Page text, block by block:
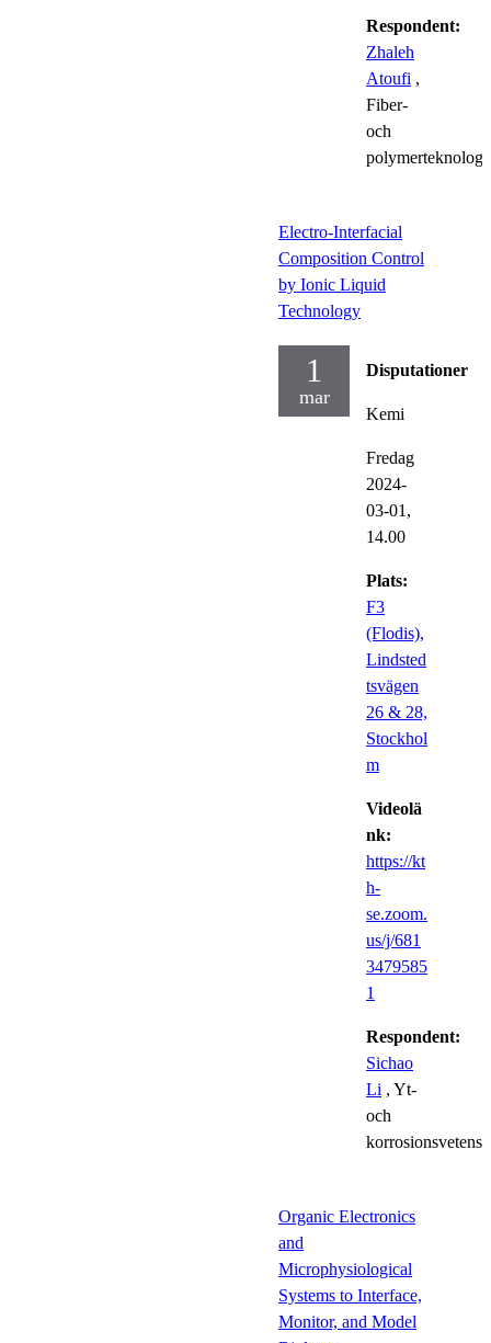
Respondent:
Zhaleh
Atoufi ,
Fiber-
och
polymerteknologi
Electro-Interfacial
Composition Control
by Ionic Liquid
Technology
1
mar
Disputationer
Kemi
Fredag
2024-
03-01,
14.00
Plats:
F3
(Flodis),
Lindsted
tsvägen
26 & 28,
Stockhol
m
Videolä
nk:
https://kt
h-
se.zoom.
us/j/681
3479585
1
Respondent:
Sichao
Li , Yt-
och
Organic Electronics
and
Microphysiological
Systems to Interface,
Monitor, and Model